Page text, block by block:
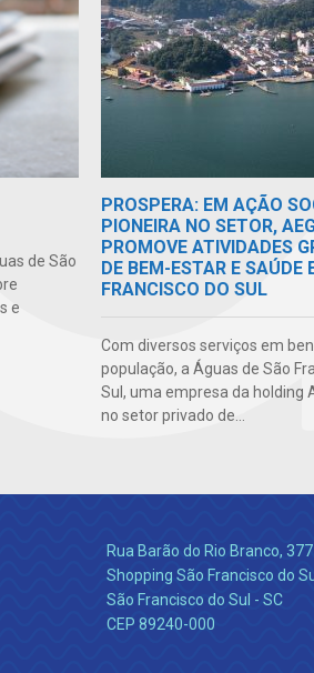
de São
e
PROSPERA: EM AÇÃO
PIONEIRA NO SETOR,
PROMOVE ATIVIDADES
DE BEM-ESTAR E SAÚDE
FRANCISCO DO SUL
Com diversos serviços em
população, a Águas de São
Sul, uma empresa da holding
no setor privado de...
Rua Barão do Rio Branco,
Shopping São Francisco do
São Francisco do Sul - SC
CEP 89240-000